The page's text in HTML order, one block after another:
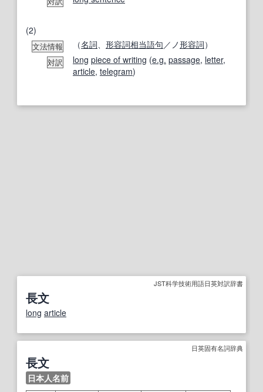
(2)
文法情報 （名詞、 形容詞相当語句／ノ形容詞）
対訳 long piece of writing (e.g. passage, letter,
article, telegram)
JST科学技術用語日英対訳辞書
長文
long article
日英固有名詞辞典
長文
日本人名前